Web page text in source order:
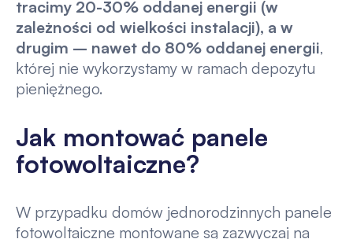
tracimy 20-30% oddanej energii (w
zależności od wielkości instalacji), a w
drugim – nawet do 80% oddanej energii,
której nie wykorzystamy w ramach depozytu
pieniężnego.
Jak montować panele
fotowoltaiczne?
W przypadku domów jednorodzinnych panele
fotowoltaiczne montowane są zazwyczaj na